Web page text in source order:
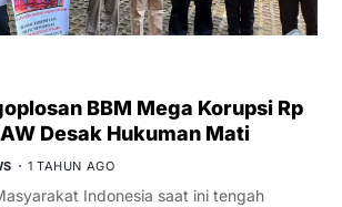
BBM Mega Korupsi Rp
Desak Hukuman Mati
1 TAHUN AGO
Indonesia saat ini tengah